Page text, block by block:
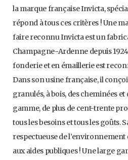
la marque française Invicta,
répond à tous ces critères ! Une
faire reconnu Invicta est un
Champagne-Ardenne depuis
fonderie et en émaillerie est
Dans son usine française, il
granulés, à bois, des cheminées et
gamme, de plus de cent-trente
tous les besoins et tous les goûts.
respectueuse de
aux aides publiques ! Une large